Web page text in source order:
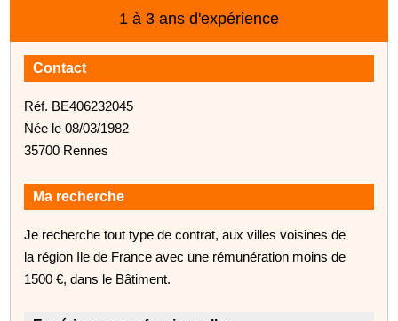
1 à 3 ans d'expérience
Contact
Réf. BE406232045
Née le 08/03/1982
35700 Rennes
Ma recherche
Je recherche tout type de contrat, aux villes voisines de
la région Ile de France avec une rémunération moins de
1500 €, dans le Bâtiment.